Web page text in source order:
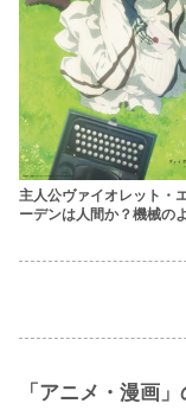
主人公ヴァイオレット・
ーデンは人間か？機械の
「アニメ・漫画